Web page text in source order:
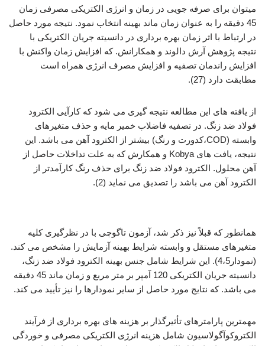
میتوان برای صرفه جویی در زمان و انرژی الکتریکی مصرفی زمان
45 دقیقه را به عنوان زمان ماند بهینه انتخاب نمود. نتیجه مورد حاصل
در ارتباط با اثر زمان بهره برداری در دانسیته جریان الکتریکی با
نتیجه پژوهش آرش دالوند و همکارانش. که افزایش زمان واکنش با
افزایش راندمان تصفیه و افزایش مصرف انرژی همراه است
مطابقت دارد (27).
از یافته های این مطالعه نتیجه گیری می شود که کارآیی الکترود
فولاد ضد زنگ. در تصفیه فاضلاب خمیر مایه و حذف متغیرهای
وابسته (COD،کدورت و رنگ) بیشتر از الکترود آهن می باشد. این
نتیجه، یافت های Kobya و همکارش که به علت تداخلات حاصل از
آهن محلول. الکترود فولاد ضد زنگ برای حذف رنگ کارآمدتر از
الکترود آهن می باشد را تصدیق می نماید (2).
همانطور که قبلاً نیز ذکر شد، آزمون تاگوچی با در نظرگیری کلیه
متغیرهای مستقل و وابسته شرایط بهینه آزمایش را مشخص می کند.
(نمودار4،5). این شرایط شامل جنس بهینه الکترود فولاد ضد زنگ،
دانسیته جریان الکتریکی 120 آمپر بر متر مربع و زمان ماند 45 دقیقه
می باشد. که نتایج مورد حاصل از سایر نمودارها را نیز تأیید می کند.
مهمترین پارامترهای تأثیرگذار بر هزینه های بهره برداری از فرآیند
الکتروکوآگولاسیون شامل هزینه انرژی الکتریکی مصرفی و خوردگی